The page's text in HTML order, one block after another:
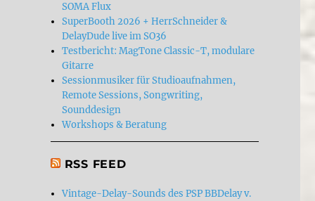
SOMA Flux
SuperBooth 2026 + HerrSchneider &
DelayDude live im SO36
Testbericht: MagTone Classic-T, modulare
Gitarre
Sessionmusiker für Studioaufnahmen,
Remote Sessions, Songwriting,
Sounddesign
Workshops & Beratung
RSS FEED
Vintage-Delay-Sounds des PSP BBDelay v.